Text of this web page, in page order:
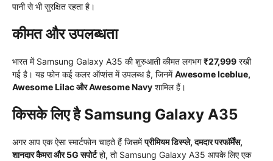
पानी से भी सुरक्षित रहता है।
कीमत और उपलब्धता
भारत में Samsung Galaxy A35 की शुरुआती कीमत लगभग₹27,999 रखी
गई है। यह फोन कई कलर ऑप्शंस में उपलब्ध है, जिनमेंAwesome Iceblue,
Awesome Lilac और Awesome Navy शामिल हैं।
किसके लिए है Samsung Galaxy A35
अगर आप एक ऐसा स्मार्टफोन चाहते हैं जिसमेंप्रीमियम डिस्प्ले, दमदार परफॉर्मेंस,
शानदार कैमरा और 5G सपोर्टहो, तो Samsung Galaxy A35 आपके लिए एक